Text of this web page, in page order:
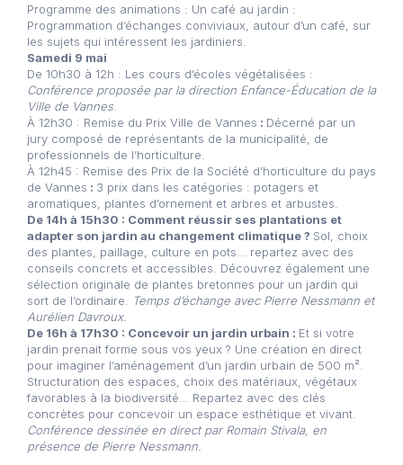
Programme des animations : Un café au jardin :
Programmation d’échanges conviviaux, autour d’un café, sur
les sujets qui intéressent les jardiniers.
Samedi 9 mai
De 10h30 à 12h : Les cours d’écoles végétalisées :
Conférence proposée par la direction Enfance-Éducation de la
Ville de Vannes
À 12h30 : Remise du Prix Ville de Vannes : Décerné par un
jury composé de représentants de la municipalité, de
professionnels de l’horticulture.
À 12h45 : Remise des Prix de la Société d’horticulture du pays
de Vannes : 3 prix dans les catégories : potagers et
aromatiques, plantes d’ornement et arbres et arbustes.
De 14h à 15h30 : Comment réussir ses plantations et
adapter son jardin au changement climatique ? Sol, choix
des plantes, paillage, culture en pots… repartez avec des
conseils concrets et accessibles. Découvrez également une
sélection originale de plantes bretonnes pour un jardin qui
sort de l’ordinaire.
Temps d’échange avec Pierre Nessmann et
Aurélien Davroux.
De 16h à 17h30 : Concevoir un jardin urbain : Et si votre
jardin prenait forme sous vos yeux ? Une création en direct
pour imaginer l’aménagement d’un jardin urbain de 500 m².
Structuration des espaces, choix des matériaux, végétaux
favorables à la biodiversité… Repartez avec des clés
concrètes pour concevoir un espace esthétique et vivant.
Conférence dessinée en direct par Romain Stivala, en
présence de Pierre Nessmann.